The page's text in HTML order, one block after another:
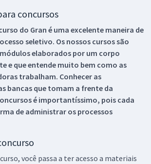
concursos
do Gran é uma excelente maneira de
seletivo. Os nossos cursos são
elaborados por um corpo
e que entende muito bem como as
trabalham. Conhecer as
bancas que tomam a frente da
é importantíssimo, pois cada
de administrar os processos
você passa a ter acesso a materiais